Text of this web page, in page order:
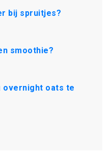
bij spruitjes?
smoothie?
overnight oats te